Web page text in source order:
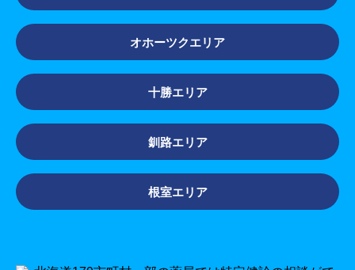
オホーツクエリア
十勝エリア
釧路エリア
根室エリア